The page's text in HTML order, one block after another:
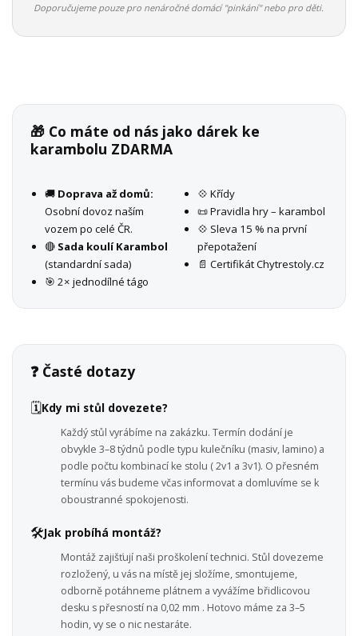
Doporučujeme pouze pro nenáročné domácí "pinkání" nebo pro děti.
🎁 Co máte od nás jako dárek ke
karambolu ZDARMA
🚚 Doprava až domů:
Osobní dovoz naším
vozem po celé ČR.
🔴 Sada koulí Karambol
(standardní sada)
🎯 2× jednodílné tágo
💠 Křídy
📜 Pravidla hry – karambol
💠 Sleva 15 % na první
přepotažení
📄 Certifikát Chytrestoly.cz
❓ Časté dotazy
🗓️Kdy mi stůl dovezete?
Každý stůl vyrábíme na zakázku. Termín dodání je
obvykle 3–8 týdnů podle typu kulečníku (masiv, lamino) a
podle počtu kombinací ke stolu ( 2v1 a 3v1). O přesném
termínu vás budeme včas informovat a domluvíme se k
oboustranné spokojenosti.
🛠️Jak probíhá montáž?
Montáž zajišťují naši proškolení technici. Stůl dovezeme
rozložený, u vás na místě jej složíme, smontujeme,
odborně potáhneme plátnem a vyvážíme břidlicovou
desku s přesností na 0,02 mm . Hotovo máme za 3–5
hodin, vy se o nic nestaráte.